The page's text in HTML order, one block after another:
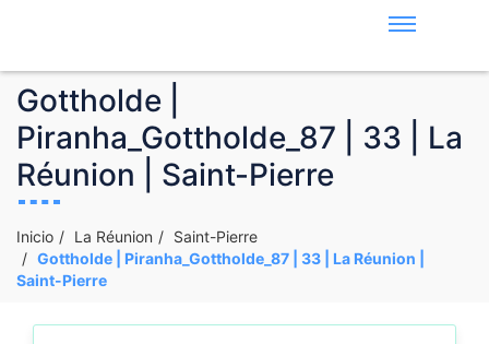
Gottholde |
Piranha_Gottholde_87 | 33 | La
Réunion | Saint-Pierre
Inicio La Réunion
Saint-Pierre
Gottholde | Piranha_Gottholde_87 | 33 | La Réunion |
Saint-Pierre